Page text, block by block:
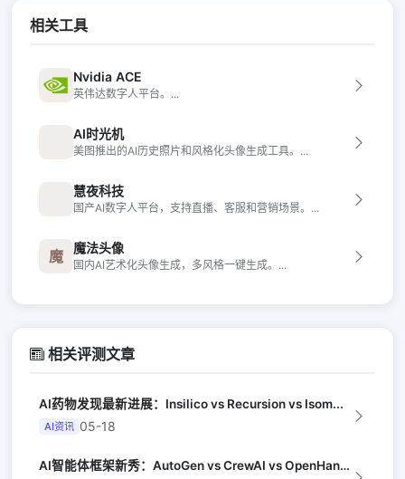
相关工具
Nvidia ACE
英伟达数字人平台。...
AI时光机
美图推出的AI历史照片和风格化头像生成工具。...
慧夜科技
国产AI数字人平台，支持直播、客服和营销场景。...
魔 魔法头像
国内AI艺术化头像生成，多风格一键生成。...
相关评测文章
AI药物发现最新进展：Insilico vs Recursion vs Isom...
AI资讯 05-18
AI智能体框架新秀：AutoGen vs CrewAI vs OpenHands...